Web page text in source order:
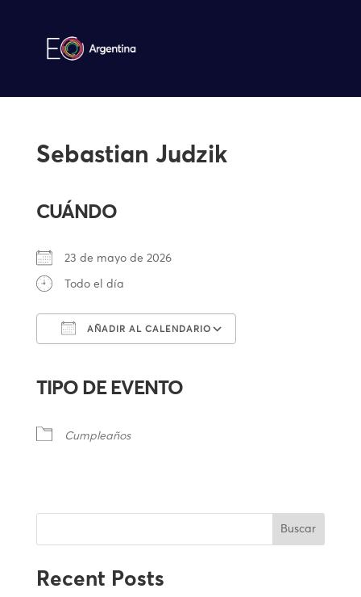
Sebastian Judzik
CUÁNDO
23 de mayo de 2026
Todo el día
AÑADIR AL CALENDARIO
TIPO DE EVENTO
Cumpleaños
Buscar
Recent Posts